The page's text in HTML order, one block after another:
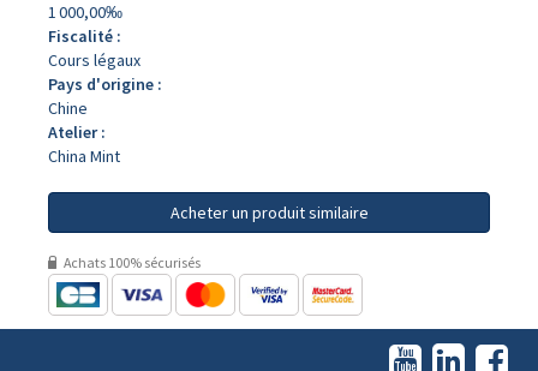
1 000,00‰
Fiscalité :
Cours légaux
Pays d'origine :
Chine
Atelier :
China Mint
Acheter un produit similaire
Achats 100% sécurisés